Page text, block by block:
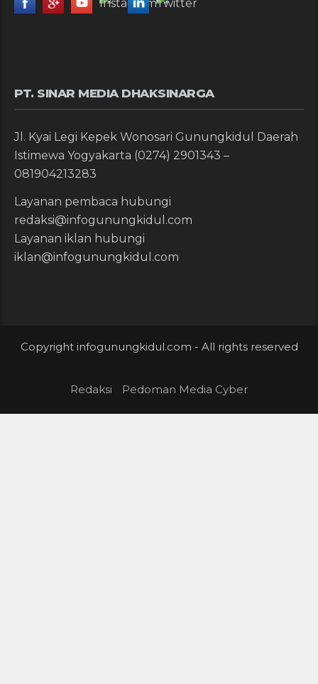
PT. SINAR MEDIA DHAKSINARGA
Jl. Kyai Legi Kepek Wonosari Gunungkidul Daerah
Istimewa Yogyakarta (0274) 2901343 –
081904213283
Layanan pembaca hubungi
redaksi@infogunungkidul.com
Layanan iklan hubungi
iklan@infogunungkidul.com
Copyright infogunungkidul.com - All rights reserved
Redaksi Pedoman Media Cyber